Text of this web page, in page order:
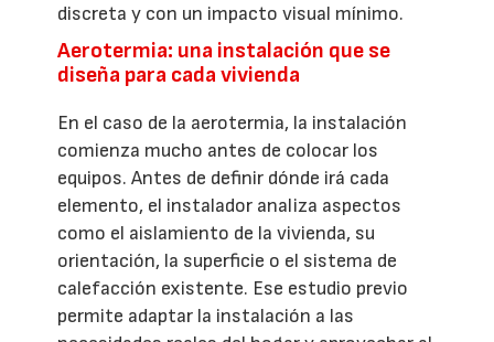
discreta y con un impacto visual mínimo.
Aerotermia: una instalación que se
diseña para cada vivienda
En el caso de la aerotermia, la instalación
comienza mucho antes de colocar los
equipos. Antes de definir dónde irá cada
elemento, el instalador analiza aspectos
como el aislamiento de la vivienda, su
orientación, la superficie o el sistema de
calefacción existente. Ese estudio previo
permite adaptar la instalación a las